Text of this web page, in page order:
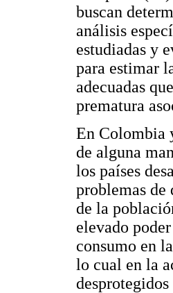
buscan
análisis
estudiadas y
para estimar
adecuadas
prematura
En Colombia
de alguna
los países
problemas
de la
elevado
consumo en
lo cual en la